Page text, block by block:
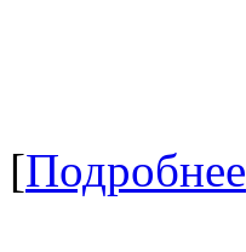
[Подробнее